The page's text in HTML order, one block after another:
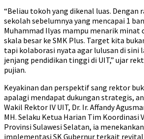
“Beliau tokoh yang dikenal luas. Dengan
sekolah sebelumnya yang mencapai 1
Muhammad Ilyas mampu menarik minat
skala besar ke SMK Plus. Target kita
tapi kolaborasi nyata agar lulusan di sini
jenjang pendidikan tinggi di UIT,” ujar
pujian.
Keyakinan dan perspektif sang rektor
apalagi mendapat dukungan strategis,
Wakil Rektor IV UIT, Dr. Ir. Affandy
MH. Selaku Ketua Harian Tim Koordinasi
Provinsi Sulawesi Selatan, ia
implementasi SK Gubernur terkait